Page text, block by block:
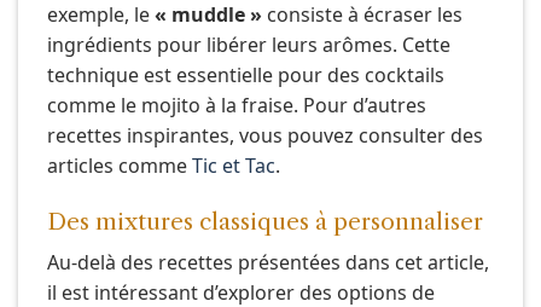
exemple, le« muddle » consiste à écraser les
ingrédients pour libérer leurs arômes. Cette
technique est essentielle pour des cocktails
comme le mojito à la fraise. Pour d’autres
recettes inspirantes, vous pouvez consulter des
articles commeTic et Tac.
Des mixtures classiques à personnaliser
Au-delà des recettes présentées dans cet article,
il est intéressant d’explorer des options de